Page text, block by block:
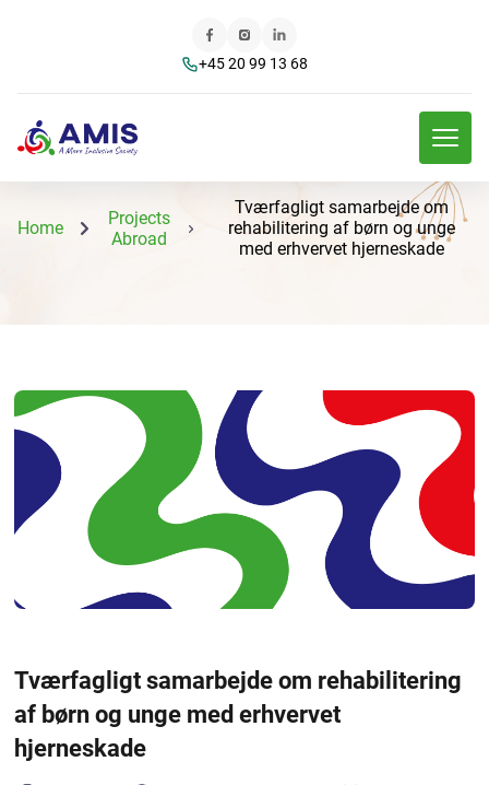
+45 20 99 13 68
Home
Projects
Abroad
Tværfagligt samarbejde om
rehabilitering af børn og unge
med erhvervet hjerneskade
Tværfagligt samarbejde om rehabilitering
af børn og unge med erhvervet
hjerneskade